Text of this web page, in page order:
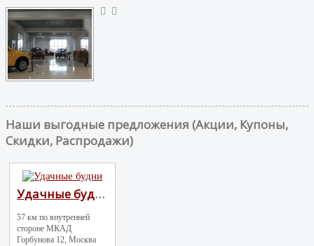
Наши выгодные предложения (Акции, Купоны,
Скидки, Распродажи)
Удачные будни
57 км по внутренней
стороне МКАД
Горбунова 12, Москва